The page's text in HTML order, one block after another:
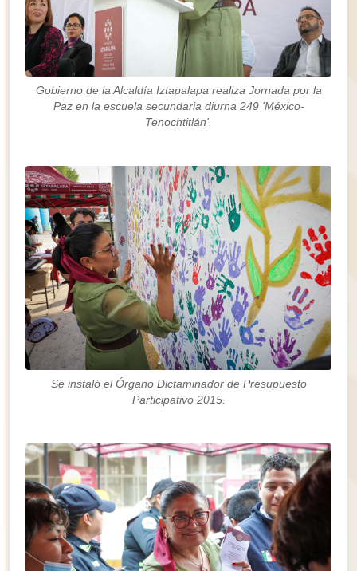
Gobierno de la Alcaldía Iztapalapa realiza Jornada por la
Paz en la escuela secundaria diurna 249 'México-
Tenochtitlán'.
Se instaló el Órgano Dictaminador de Presupuesto
Participativo 2015.